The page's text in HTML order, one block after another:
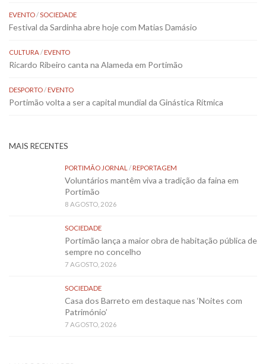
EVENTO/SOCIEDADE
Festival da Sardinha abre hoje com Matias Damásio
CULTURA/EVENTO
Ricardo Ribeiro canta na Alameda em Portimão
DESPORTO/EVENTO
Portimão volta a ser a capital mundial da Ginástica Rítmica
MAIS RECENTES
PORTIMÃO JORNAL /REPORTAGEM
Voluntários mantêm viva a tradição da faina em
Portimão
8 AGOSTO, 2026
SOCIEDADE
Portimão lança a maior obra de habitação pública de
sempre no concelho
7 AGOSTO, 2026
SOCIEDADE
Casa dos Barreto em destaque nas ‘Noites com
Património’
7 AGOSTO, 2026